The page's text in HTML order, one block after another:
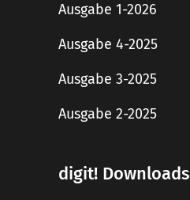
Ausgabe 1-2026
Ausgabe 4-2025
Ausgabe 3-2025
Ausgabe 2-2025
digit! Downloads